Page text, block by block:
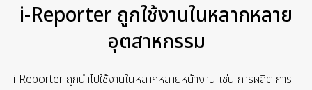
i-Reporter ถูกใช้งานในหลากหลาย
อุตสาหกรรม
i-Reporter ถูกนำไปใช้งานในหลากหลายหน้างาน เช่น การผลิต การ